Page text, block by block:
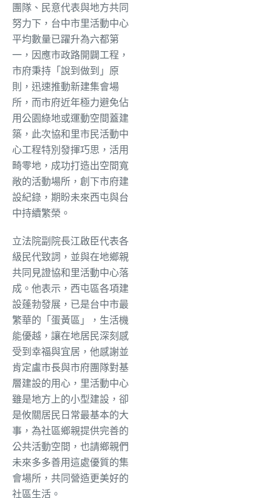
團隊、民意代表與地方共同
努力下，台中市里活動中心
平均數量已躍升為六都第
一，因應市政路開闢工程，
市府秉持「說到做到」原
則，迅速推動新建集會場
所，而市府近年極力避免佔
用公園綠地或運動空間蓋建
築，此次協和里市民活動中
心工程特別發揮巧思，活用
畸零地，成功打造出空間寬
敞的活動場所，創下市府建
設紀錄，期盼未來西屯與台
中持續繁榮。
立法院副院長江啟臣代表各
級民代致詞，並與在地鄉親
共同見證協和里活動中心落
成。他表示，西屯區各項建
設蓬勃發展，已是台中市最
繁華的「蛋黃區」，生活機
能優越，讓在地居民深刻感
受到幸福與宜居，他感謝並
肯定盧市長與市府團隊對基
層建設的用心，里活動中心
雖是地方上的小型建設，卻
是攸關居民日常最基本的大
事，為社區鄉親提供完善的
公共活動空間，也請鄉親們
未來多多善用這處優質的集
會場所，共同營造更美好的
社區生活。